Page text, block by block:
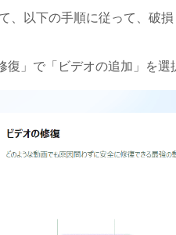
、以下の手順に従って、破
復」で「ビデオの追加」を選